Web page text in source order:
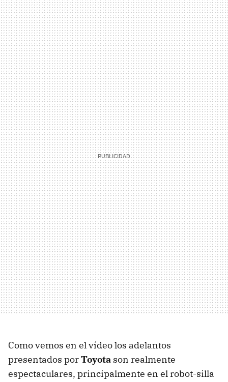
Como vemos en el vídeo los adelantos
presentados porToyota son realmente
espectaculares, principalmente en el robot-silla